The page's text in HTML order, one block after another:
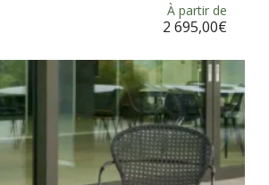
Les
être
À partir de
2 695,00€